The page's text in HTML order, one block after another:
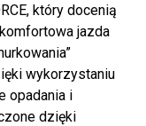
który docenią
jazda
wykorzystaniu
opadania i
dzięki